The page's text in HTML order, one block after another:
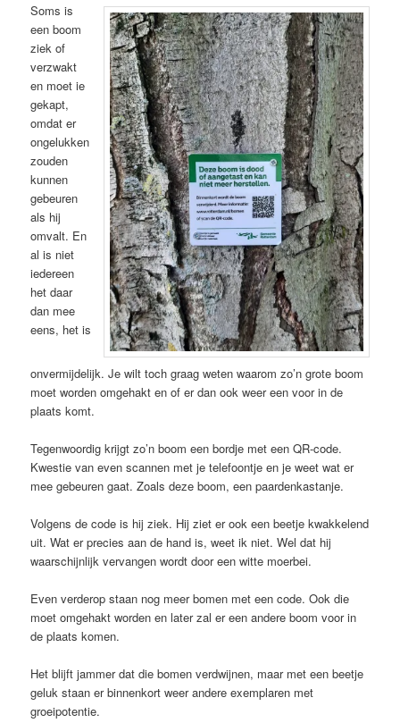
Soms is
een boom
ziek of
verzwakt
en moet ie
gekapt,
omdat er
ongelukken
zouden
kunnen
gebeuren
als hij
omvalt. En
al is niet
iedereen
het daar
dan mee
eens, het is
onvermijdelijk. Je wilt toch graag weten waarom zo’n grote boom
moet worden omgehakt en of er dan ook weer een voor in de
plaats komt.
Tegenwoordig krijgt zo’n boom een bordje met een QR-code.
Kwestie van even scannen met je telefoontje en je weet wat er
mee gebeuren gaat. Zoals deze boom, een paardenkastanje.
Volgens de code is hij ziek. Hij ziet er ook een beetje kwakkelend
uit. Wat er precies aan de hand is, weet ik niet. Wel dat hij
waarschijnlijk vervangen wordt door een witte moerbei.
Even verderop staan nog meer bomen met een code. Ook die
moet omgehakt worden en later zal er een andere boom voor in
de plaats komen.
Het blijft jammer dat die bomen verdwijnen, maar met een beetje
geluk staan er binnenkort weer andere exemplaren met
groeipotentie.